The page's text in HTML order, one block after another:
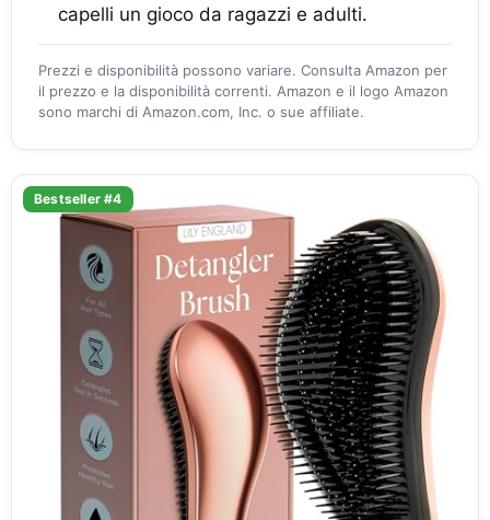
capelli un gioco da ragazzi e adulti.
Prezzi e disponibilità possono variare. Consulta Amazon per
il prezzo e la disponibilità correnti. Amazon e il logo Amazon
sono marchi di Amazon.com, Inc. o sue affiliate.
Bestseller #4